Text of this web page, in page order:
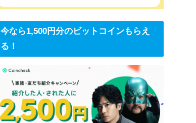
今なら1,500円分のビットコインもらえ
る！